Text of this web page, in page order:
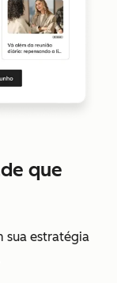
que
sua estratégia